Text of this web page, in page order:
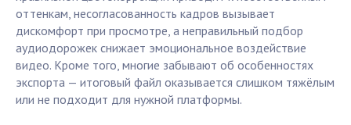
оттенкам, несогласованность кадров вызывает
дискомфорт при просмотре, а неправильный подбор
аудиодорожек снижает эмоциональное воздействие
видео. Кроме того, многие забывают об особенностях
экспорта — итоговый файл оказывается слишком тяжёлым
или не подходит для нужной платформы.